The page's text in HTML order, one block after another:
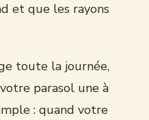
et que les rayons
toute la journée,
parasol une à
: quand votre